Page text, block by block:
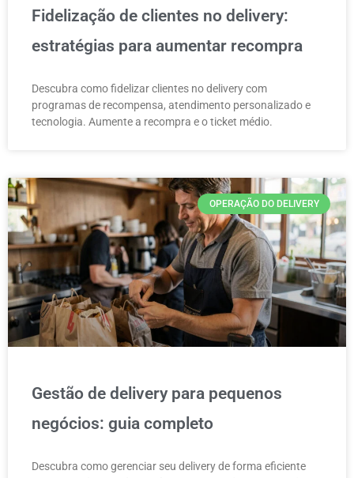
Fidelização de clientes no delivery:
estratégias para aumentar recompra
Descubra como fidelizar clientes no delivery com
programas de recompensa, atendimento personalizado e
tecnologia. Aumente a recompra e o ticket médio.
OPERAÇÃO DO DELIVERY
Gestão de delivery para pequenos
negócios: guia completo
Descubra como gerenciar seu delivery de forma eficiente